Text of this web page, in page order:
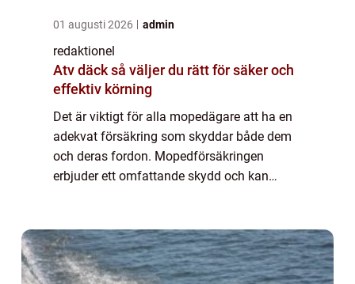
01 augusti 2026 admin
redaktionel
Atv däck så väljer du rätt för säker och
effektiv körning
Det är viktigt för alla mopedägare att ha en
adekvat försäkring som skyddar både dem
och deras fordon. Mopedförsäkringen
erbjuder ett omfattande skydd och kan